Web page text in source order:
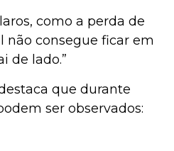
como a perda de
não consegue ficar em
de lado.”
que durante
ser observados: